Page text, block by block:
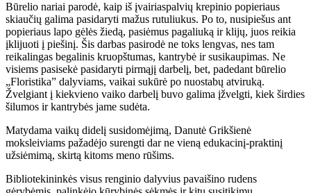
Būrelio nariai parodė, kaip iš įvairiaspalvių krepinio popieriaus
skiaučių galima pasidaryti mažus rutuliukus. Po to, nusipiešus ant
popieriaus lapo gėlės žiedą, pasiėmus pagaliuką ir klijų, juos reikia
įklijuoti į piešinį. Šis darbas pasirodė ne toks lengvas, nes tam
reikalingas begalinis kruopštumas, kantrybė ir susikaupimas. Ne
visiems pasisekė pasidaryti pirmąjį darbelį, bet, padedant būrelio
„Floristika” dalyviams, vaikai sukūrė po nuostabų atviruką.
Žvelgiant į kiekvieno vaiko darbelį buvo galima įžvelgti, kiek širdies
šilumos ir kantrybės jame sudėta.
Matydama vaikų didelį susidomėjimą, Danutė Grikšienė
moksleiviams pažadėjo surengti dar ne vieną edukacinį-praktinį
užsiėmimą, skirtą kitoms meno rūšims.
Bibliotekininkės visus renginio dalyvius pavaišino rudens